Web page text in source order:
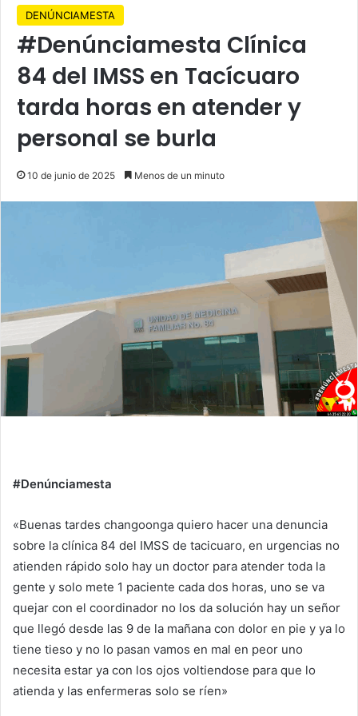
DENÚNCIAMESTA
#Denúnciamesta Clínica
84 del IMSS en Tacícuaro
tarda horas en atender y
personal se burla
10 de junio de 2025 Menos de un minuto
#Denúnciamesta
«Buenas tardes changoonga quiero hacer una denuncia
sobre la clínica 84 del IMSS de tacicuaro, en urgencias no
atienden rápido solo hay un doctor para atender toda la
gente y solo mete 1 paciente cada dos horas, uno se va
quejar con el coordinador no los da solución hay un señor
que llegó desde las 9 de la mañana con dolor en pie y ya lo
tiene tieso y no lo pasan vamos en mal en peor uno
necesita estar ya con los ojos voltiendose para que lo
atienda y las enfermeras solo se ríen»